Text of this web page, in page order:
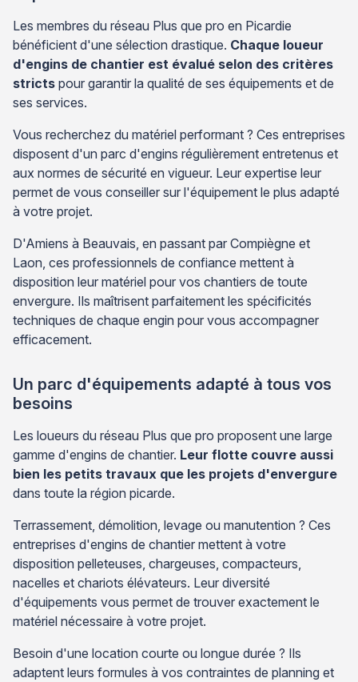
Les membres du réseau Plus que pro en Picardie
bénéficient d'une sélection drastique. Chaque loueur
d'engins de chantier est évalué selon des critères
stricts pour garantir la qualité de ses équipements et de
ses services.
Vous recherchez du matériel performant ? Ces entreprises
disposent d'un parc d'engins régulièrement entretenus et
aux normes de sécurité en vigueur. Leur expertise leur
permet de vous conseiller sur l'équipement le plus adapté
à votre projet.
D'Amiens à Beauvais, en passant par Compiègne et
Laon, ces professionnels de confiance mettent à
disposition leur matériel pour vos chantiers de toute
envergure. Ils maîtrisent parfaitement les spécificités
techniques de chaque engin pour vous accompagner
efficacement.
Un parc d'équipements adapté à tous vos
besoins
Les loueurs du réseau Plus que pro proposent une large
gamme d'engins de chantier. Leur flotte couvre aussi
bien les petits travaux que les projets d'envergure
dans toute la région picarde.
Terrassement, démolition, levage ou manutention ? Ces
entreprises d'engins de chantier mettent à votre
disposition pelleteuses, chargeuses, compacteurs,
nacelles et chariots élévateurs. Leur diversité
d'équipements vous permet de trouver exactement le
matériel nécessaire à votre projet.
Besoin d'une location courte ou longue durée ? Ils
adaptent leurs formules à vos contraintes de planning et